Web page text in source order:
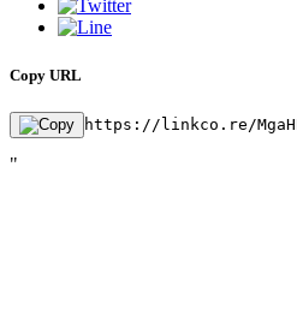
Copy URL
https://linkco.re/
"